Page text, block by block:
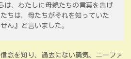
は，わたしに母親たちの言葉を告げ
ちは，母たちがそれを知っていた
ん』と言いました。
念を知り、過去にない勇気、ニーファ